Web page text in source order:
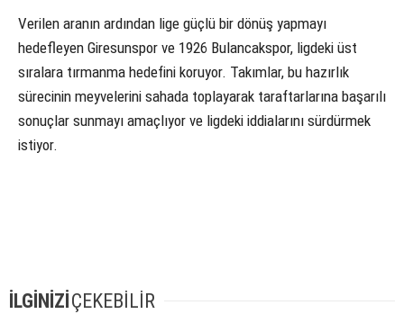
Verilen aranın ardından lige güçlü bir dönüş yapmayı
hedefleyen Giresunspor ve 1926 Bulancakspor, ligdeki üst
sıralara tırmanma hedefini koruyor. Takımlar, bu hazırlık
sürecinin meyvelerini sahada toplayarak taraftarlarına başarılı
sonuçlar sunmayı amaçlıyor ve ligdeki iddialarını sürdürmek
istiyor.
İLGİNİZİ ÇEKEBİLİR